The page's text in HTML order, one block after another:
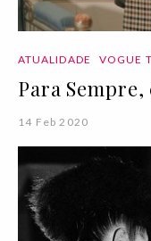
ATUALIDADE VOGUE
Para
14 Feb 2020